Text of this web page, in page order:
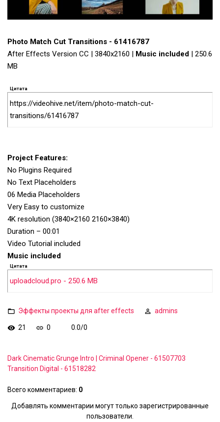
Photo Match Cut Transitions - 61416787
After Effects Version CC | 3840x2160 | Music included | 250.6
MB
Цитата
https://videohive.net/item/photo-match-cut-
transitions/61416787
Project Features:
No Plugins Required
No Text Placeholders
06 Media Placeholders
Very Easy to customize
4K resolution (3840×2160 2160×3840)
Duration – 00:01
Video Tutorial included
Music included
Цитата
uploadcloud.pro - 250.6 MB
Эффекты проекты для after effects admins
21 0 0.0/0
Dark Cinematic Grunge Intro | Criminal Opener - 61507703
Transition Digital - 61518282
Всего комментариев: 0
Добавлять комментарии могут только зарегистрированные
пользователи.